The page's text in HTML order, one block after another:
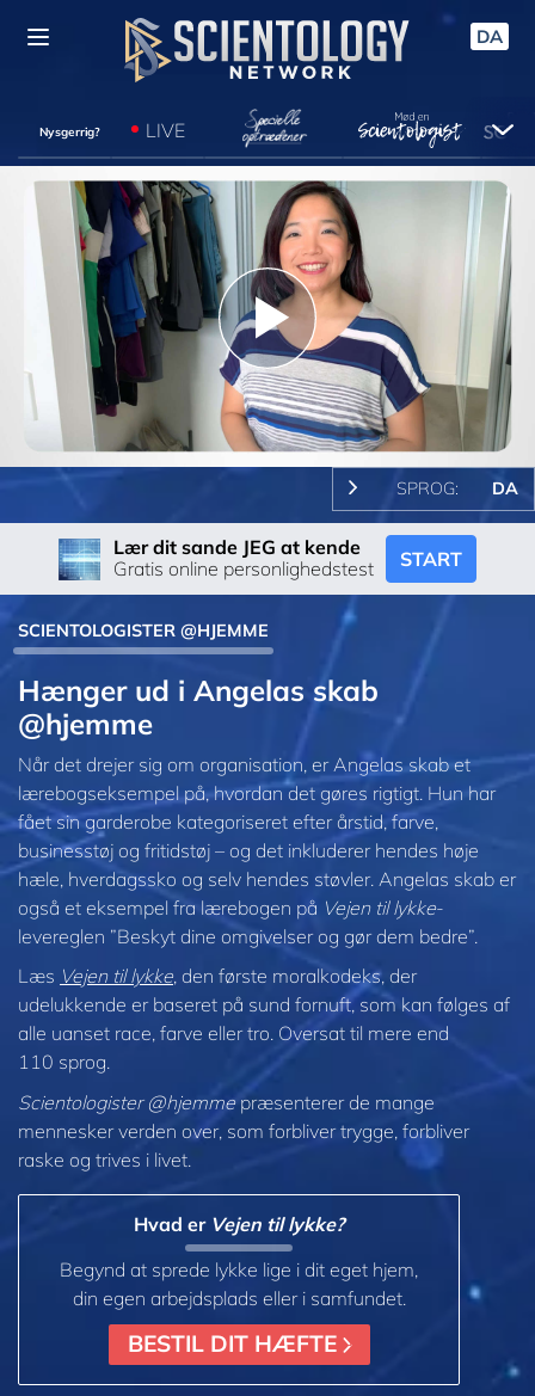
DA
Nysgerrig? LIVE
Play
Video
SPROG: DA
Lær dit sande JEG at kende
Gratis online personlighedstest
START
SCIENTOLOGISTER @HJEMME
Hænger ud i Angelas skab
@hjemme
Når det drejer sig om organisation, er Angelas skab et
lærebogseksempel på, hvordan det gøres rigtigt. Hun har
fået sin garderobe kategoriseret efter årstid, farve,
businesstøj og fritidstøj – og det inkluderer hendes høje
hæle, hverdagssko og selv hendes støvler. Angelas skab er
også et eksempel fra lærebogen på Vejen til lykke-
levereglen ”Beskyt dine omgivelser og gør dem bedre”.
Læs Vejen til lykke, den første moralkodeks, der
udelukkende er baseret på sund fornuft, som kan følges af
alle uanset race, farve eller tro. Oversat til mere end
110 sprog.
Scientologister @hjemmepræsenterer de mange
mennesker verden over, som forbliver trygge, forbliver
raske og trives i livet.
Hvad er Vejen til lykke?
Begynd at sprede lykke lige i dit eget hjem,
din egen arbejdsplads eller i samfundet.
BESTIL DIT HÆFTE